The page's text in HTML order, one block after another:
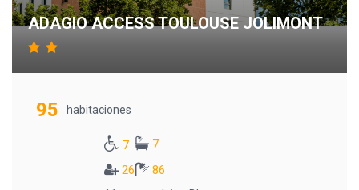
ADAGIO ACCESS TOULOUSE JOLIMONT
95 habitaciones
7
7
26
86